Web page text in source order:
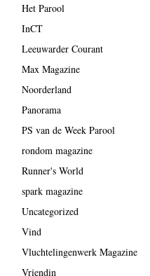
Het Parool
InCT
Leeuwarder Courant
Max Magazine
Noorderland
Panorama
PS van de Week Parool
rondom magazine
Runner's World
spark magazine
Uncategorized
Vind
Vluchtelingenwerk Magazine
Vriendin